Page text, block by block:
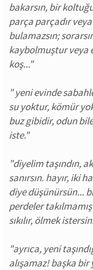
bakarsın, bir
parça parçadır
bulamazsın;
kaybolmuştur veya
koş..."
" yeni evinde
su yoktur, kömür
buz gibidir, odun
iste."
"diyelim taşındın,
sanırsın. hayır, iki
diye düşünürsün...
perdeler
sıkılır, ölmek
"ayrıca, yeni
alışamaz! başka